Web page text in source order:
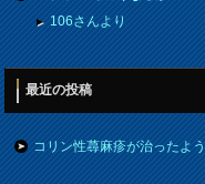
106さんより
最近の投稿
コリン性蕁麻疹が治ったよ